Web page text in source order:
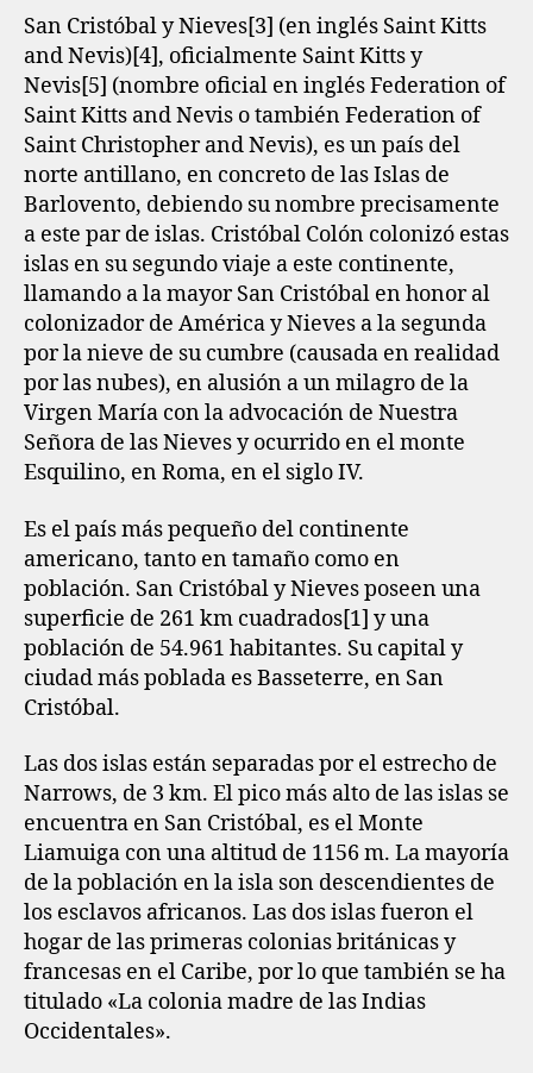
San Cristóbal y Nieves[3]​ (en inglés Saint Kitts
and Nevis)[4]​, oficialmente Saint Kitts y
Nevis[5]​ (nombre oficial en inglés Federation of
Saint Kitts and Nevis o también Federation of
Saint Christopher and Nevis), es un país del
norte antillano, en concreto de las Islas de
Barlovento, debiendo su nombre precisamente
a este par de islas. Cristóbal Colón colonizó estas
islas en su segundo viaje a este continente,
llamando a la mayor San Cristóbal en honor al
colonizador de América y Nieves a la segunda
por la nieve de su cumbre (causada en realidad
por las nubes), en alusión a un milagro de la
Virgen María con la advocación de Nuestra
Señora de las Nieves y ocurrido en el monte
Esquilino, en Roma, en el siglo IV.
Es el país más pequeño del continente
americano, tanto en tamaño como en
población. San Cristóbal y Nieves poseen una
superficie de 261 km cuadrados[1]​ y una
población de 54.961 habitantes. Su capital y
ciudad más poblada es Basseterre, en San
Cristóbal.
Las dos islas están separadas por el estrecho de
Narrows, de 3 km. El pico más alto de las islas se
encuentra en San Cristóbal, es el Monte
Liamuiga con una altitud de 1156 m. La mayoría
de la población en la isla son descendientes de
los esclavos africanos. Las dos islas fueron el
hogar de las primeras colonias británicas y
francesas en el Caribe, por lo que también se ha
titulado «La colonia madre de las Indias
Occidentales».